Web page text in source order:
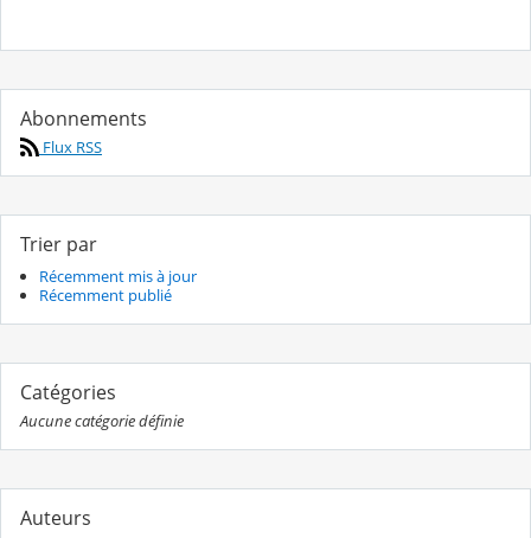
Abonnements
Flux RSS
Trier par
Récemment mis à jour
Récemment publié
Catégories
Aucune catégorie définie
Auteurs